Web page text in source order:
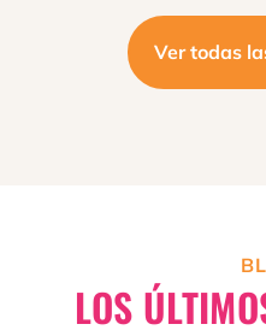
Ver todas
LOS